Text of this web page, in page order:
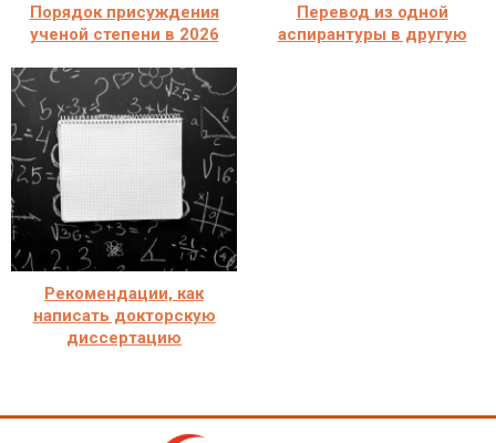
Порядок присуждения
ученой степени в 2026
Перевод из одной
аспирантуры в другую
Рекомендации, как
написать докторскую
диссертацию